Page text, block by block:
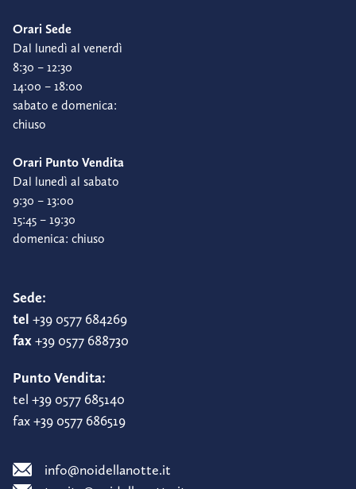
Orari Sede
Dal lunedì al venerdì
8:30 – 12:30
14:00 – 18:00
sabato e domenica:
chiuso
Orari Punto Vendita
Dal lunedì al sabato
9:30 – 13:00
15:45 – 19:30
domenica: chiuso
Sede:
tel +39 0577 684269
fax+39 0577 688730
Punto Vendita:
tel +39 0577 685140
fax +39 0577 686519
info@noidellanotte.it